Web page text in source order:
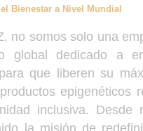
Bienestar a Nivel Mundial
no somos solo una
global dedicado a
que liberen su
epigenéticos
inclusiva. Desde
la misión de